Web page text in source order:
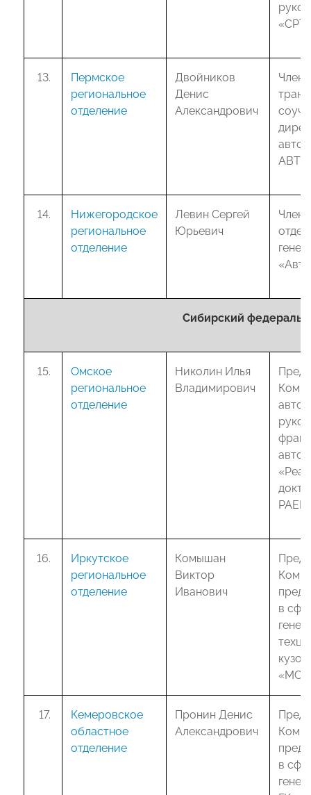
Пермское
региональное
отделение
Двойников
Денис
Александрович
Член
Нижегородское
региональное
отделение
Левин Сергей
Юрьевич
Член
Сибирский
Омское
региональное
отделение
Николин Илья
Владимирович
РАЕН
Иркутское
региональное
отделение
Комышан
Виктор
Иванович
в
Кемеровское
областное
отделение
Пронин Денис
Александрович
в